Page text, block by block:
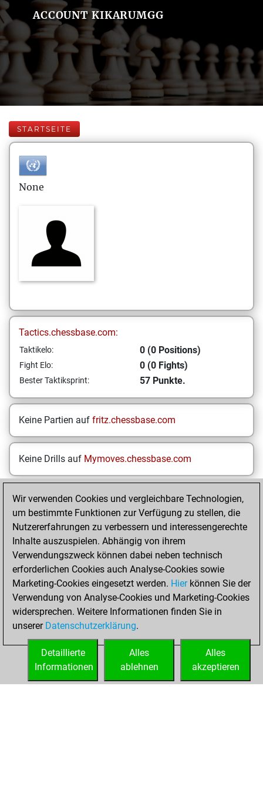
ACCOUNT KIKARUMGG
STARTSEITE
None
Tactics.chessbase.com:
Taktikelo: 0 (0 Positions)
Fight Elo: 0 (0 Fights)
Bester Taktiksprint: 57 Punkte.
Keine Partien auf fritz.chessbase.com
Keine Drills auf Mymoves.chessbase.com
STARTSEITE
Your Latest App
Activity
Mittwoch, April
29, 2026
You had a best
sprint of 57 positions
Tactics
Wir verwenden Cookies und vergleichbare Technologien,
um bestimmte Funktionen zur Verfügung zu stellen, die
Nutzererfahrungen zu verbessern und interessengerechte
Inhalte auszuspielen. Abhängig von ihrem
Verwendungszweck können dabei neben technisch
erforderlichen Cookies auch Analyse-Cookies sowie
Marketing-Cookies eingesetzt werden. Hierkönnen Sie der
Verwendung von Analyse-Cookies und Marketing-Cookies
widersprechen. Weitere Informationen finden Sie in
unserer Datenschutzerklärung.
Alles
akzeptieren
Alles
ablehnen
Detaillierte
Informationen